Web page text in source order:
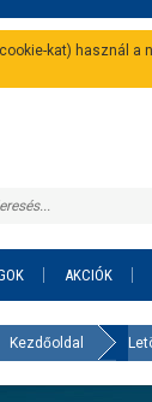
kat) használ
AKCIÓK
Kezdőoldal